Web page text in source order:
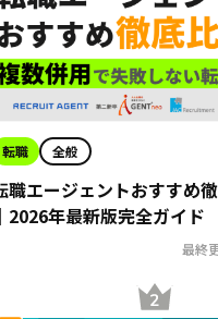
転職 全般
職エージェントおすすめ
｜2026年最新版完全ガイド
最終